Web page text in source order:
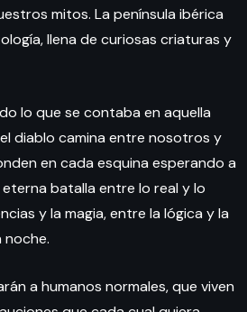
mitos. La península ibérica
llena de curiosas criaturas y
lo que se contaba en aquella
diablo camina entre nosotros y
en cada esquina esperando a
batalla entre lo real y lo
y la magia, entre la lógica y la
noche.
a humanos normales, que viven